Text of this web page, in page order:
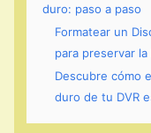
duro: paso a paso
Formatear un
para preservar
Descubre cómo
duro de tu DVR